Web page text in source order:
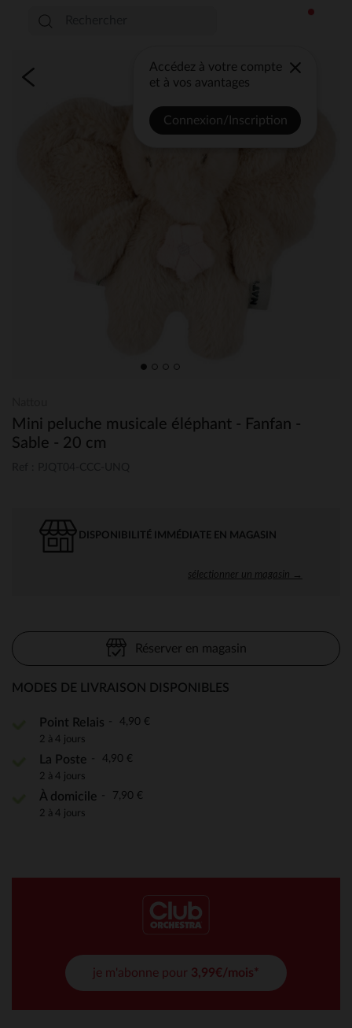
Accédez à votre compte
et à vos avantages
Connexion/Inscription
Mini peluche musicale éléphant - Fanfan -
Sable - 20 cm
DISPONIBILITÉ IMMÉDIATE EN MAGASIN
sélectionner un magasin →
Réserver en magasin
MODES DE LIVRAISON DISPONIBLES
Point Relais 4,90 €
2 à 4 jours
La Poste 4,90 €
2 à 4 jours
À domicile 7,90 €
2 à 4 jours
je m'abonne pour 3,99€/mois*